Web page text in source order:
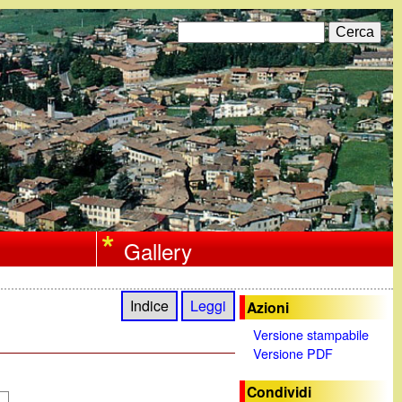
F
o
r
m
d
i
r
i
c
e
C
e
r
c
a
Gallery
Indice Leggi Azioni
Versione stampabile
Versione PDF
Condividi